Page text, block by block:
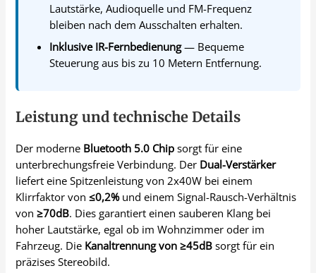
Lautstärke, Audioquelle und FM-Frequenz
bleiben nach dem Ausschalten erhalten.
Inklusive IR-Fernbedienung— Bequeme
Steuerung aus bis zu 10 Metern Entfernung.
Leistung und technische Details
Der moderne Bluetooth 5.0 Chip sorgt für eine
unterbrechungsfreie Verbindung. Der Dual-Verstärker
liefert eine Spitzenleistung von 2x40W bei einem
Klirrfaktor von≤0,2%und einem Signal-Rausch-Verhältnis
von≥70dB. Dies garantiert einen sauberen Klang bei
hoher Lautstärke, egal ob im Wohnzimmer oder im
Fahrzeug. Die Kanaltrennung von ≥45dB sorgt für ein
präzises Stereobild.